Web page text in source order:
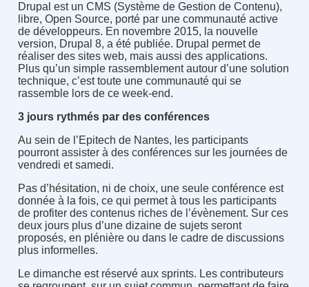
Drupal est un CMS (Système de Gestion de Contenu),
libre, Open Source, porté par une communauté active
de développeurs. En novembre 2015, la nouvelle
version, Drupal 8, a été publiée. Drupal permet de
réaliser des sites web, mais aussi des applications.
Plus qu’un simple rassemblement autour d’une solution
technique, c’est toute une communauté qui se
rassemble lors de ce week-end.
3 jours rythmés par des conférences
Au sein de l’Epitech de Nantes, les participants
pourront assister à des conférences sur les journées de
vendredi et samedi.
Pas d’hésitation, ni de choix, une seule conférence est
donnée à la fois, ce qui permet à tous les participants
de profiter des contenus riches de l’évènement. Sur ces
deux jours plus d’une dizaine de sujets seront
proposés, en plénière ou dans le cadre de discussions
plus informelles.
Le dimanche est réservé aux sprints. Les contributeurs